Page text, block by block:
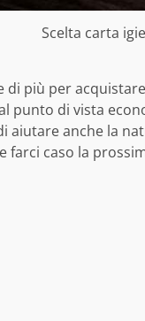
Scelta carta
di più per
punto di vista
aiutare anche la
farci caso la